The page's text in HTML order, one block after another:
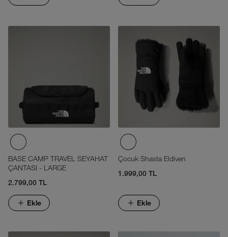
BASE CAMP TRAVEL SEYAHAT
ÇANTASI - LARGE
2.799,00 TL
Ekle
Çocuk Shasta Eldiven
1.999,00 TL
Ekle